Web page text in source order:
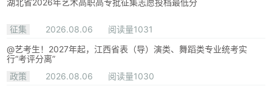
湖北省2026年艺术高职高专批征集志愿投档最低分
征集 2026.08.06
阅读量1031
@艺考生！2027年起，江西省表（导）演类、舞蹈类专业统考实
行“考评分离”
政策
2026.08.06
阅读量1030